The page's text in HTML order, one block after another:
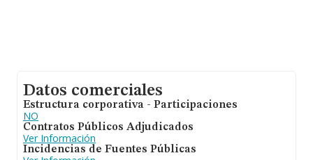
Datos comerciales
Estructura corporativa - Participaciones
NO
Contratos Públicos Adjudicados
Ver Información
Incidencias de Fuentes Públicas